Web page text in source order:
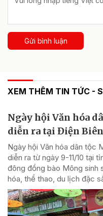
Gửi bình luận
XEM THÊM TIN TỨC -
Ngày hội Văn hóa
diễn ra tại Điện Biên
Ngày hội Văn hóa dân tộc
diễn ra từ ngày 9-11/10 tại
đông đồng bào Mông sinh
hóa, thể thao, du lịch đặc